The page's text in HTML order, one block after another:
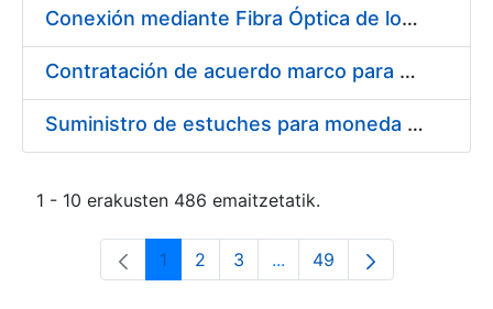
Conexión mediante Fibra Óptica de los Centros de Proceso de Datos (CPDs) de las sedes de la FNMT-RCM de Burgos y Madrid
Contratación de acuerdo marco para el Suministro de Material de Electricidad para la Fábrica Nacional de Moneda y Timbre-Real Casa de la Moneda en su centro de trabajo de Burgos
Suministro de estuches para moneda de 30 €
1 - 10 erakusten 486 emaitzetatik.
Orrialdea
1 Orrialdea
2 Orrialdea
3 ...Intermediate Pages Use
Orrialdea
49